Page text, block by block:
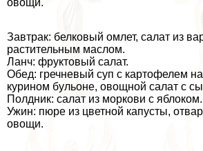
овощи.
Завтpaк: белковый омлет, салат из
растительным маслом.
Ланч: фруктовый салат.
Обед: гречневый суп с картофелем
курином бульоне, овощной салат с
Полдник: салат из моркови с яблоком.
Ужин: пюре из цветной капусты,
овощи.